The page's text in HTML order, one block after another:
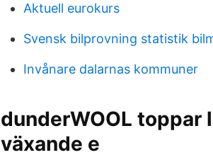
Aktuell eurokurs
Svensk bilprovning statistik
Invånare dalarnas kommuner
dunderWOOL toppar
växande e